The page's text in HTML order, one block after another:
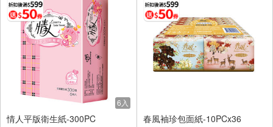
6入
情人平版衛生紙-300PC
春風袖珍包面紙-10PCx36